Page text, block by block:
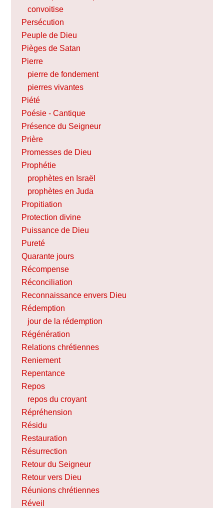
convoitise
Persécution
Peuple de Dieu
Pièges de Satan
Pierre
pierre de fondement
pierres vivantes
Piété
Poésie - Cantique
Présence du Seigneur
Prière
Promesses de Dieu
Prophétie
prophètes en Israël
prophètes en Juda
Propitiation
Protection divine
Puissance de Dieu
Pureté
Quarante jours
Récompense
Réconciliation
Reconnaissance envers Dieu
Rédemption
jour de la rédemption
Régénération
Relations chrétiennes
Reniement
Repentance
Repos
repos du croyant
Répréhension
Résidu
Restauration
Résurrection
Retour du Seigneur
Retour vers Dieu
Réunions chrétiennes
Réveil